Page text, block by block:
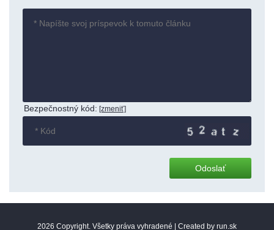
Bezpečnostný kód: [zmeniť]
2026 Copyright. Všetky práva vyhradené | Created by run.sk